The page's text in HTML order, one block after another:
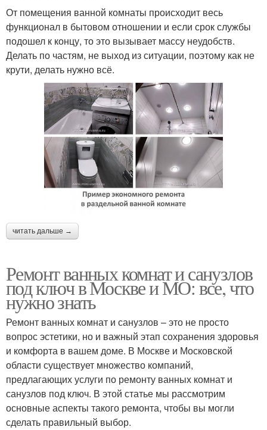
От помещения ванной комнаты происходит весь
функционал в бытовом отношении и если срок службы
подошел к концу, то это вызывает массу неудобств.
Делать по частям, не выход из ситуации, поэтому как не
крути, делать нужно всё.
читать дальше →
Ремонт ванных комнат и санузлов
под ключ в Москве и МО: все, что
нужно знать
Ремонт ванных комнат и санузлов – это не просто
вопрос эстетики, но и важный этап сохранения здоровья
и комфорта в вашем доме. В Москве и Московской
области существует множество компаний,
предлагающих услуги по ремонту ванных комнат и
санузлов под ключ. В этой статье мы рассмотрим
основные аспекты такого ремонта, чтобы вы могли
сделать правильный выбор.